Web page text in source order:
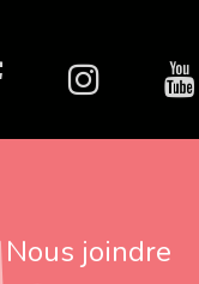
facebook
Nous joindre